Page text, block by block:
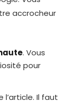
accrocheur
. Vous
pour
l’article. Il faut